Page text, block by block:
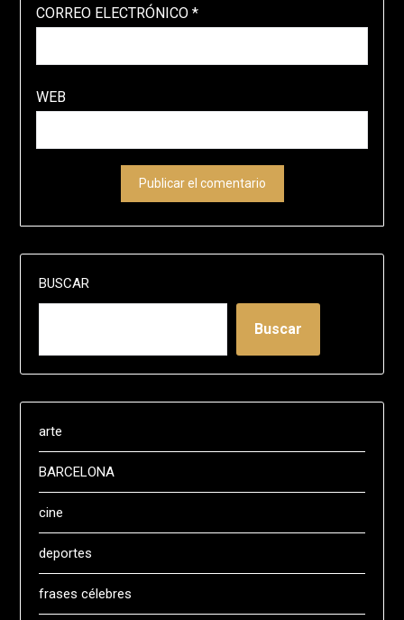
CORREO ELECTRÓNICO *
WEB
BUSCAR
Buscar
arte
BARCELONA
cine
deportes
frases célebres